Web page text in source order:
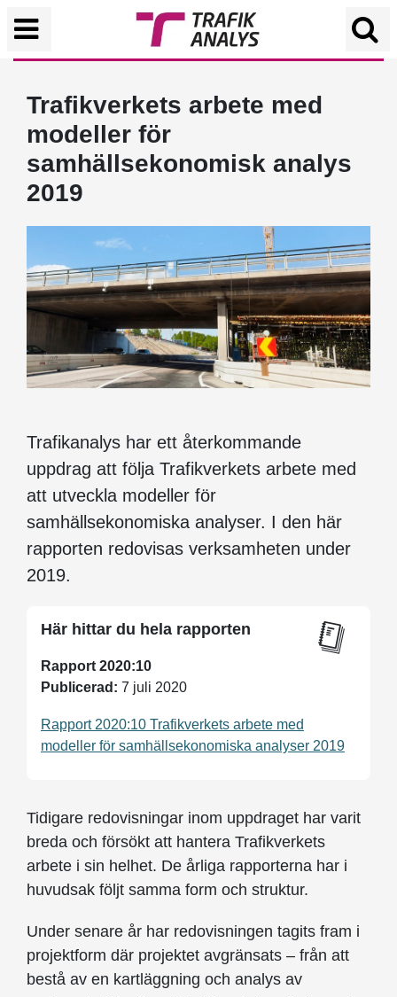
Trafikverkets arbete med
modeller för
samhällsekonomisk analys
2019
Trafikanalys har ett återkommande
uppdrag att följa Trafikverkets arbete med
att utveckla modeller för
samhällsekonomiska analyser. I den här
rapporten redovisas verksamheten under
2019.
Här hittar du hela rapporten
Rapport 2020:10
Publicerad: 7 juli 2020
Rapport 2020:10 Trafikverkets arbete med
modeller för samhällsekonomiska analyser 2019
Tidigare redovisningar inom uppdraget har varit
breda och försökt att hantera Trafikverkets
arbete i sin helhet. De årliga rapporterna har i
huvudsak följt samma form och struktur.
Under senare år har redovisningen tagits fram i
projektform där projektet avgränsats – från att
bestå av en kartläggning och analys av